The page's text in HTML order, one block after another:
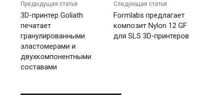
Предыдущая статья
3D-принтер Goliath
печатает
гранулированными
эластомерами и
двухкомпонентными
составами
Следующая статья
Formlabs предлагает
композит Nylon 12 GF
для SLS 3D-принтеров